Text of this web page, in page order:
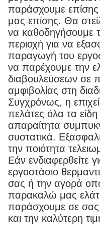
παράσχουμε επίσης
μας επίσης. Θα
να καθοδηγήσουμε
περιοχή για να
παραγωγή του
να παρέχουμε την
διαβουλεύσεων σε
αμφιβολίας στη
Συγχρόνως, η
πελάτες όλα τα
απαραίτητα
συστατικά.
την ποιότητα
Εάν ενδιαφερθείτε
εργοστάσιο
σας ή την αγορά
παρακαλώ μας
παράσχουμε σε σας
και την καλύτερη